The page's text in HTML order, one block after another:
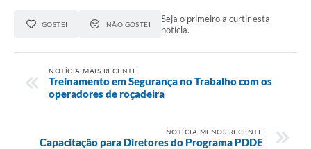
GOSTEI NÃO GOSTEI
Seja o primeiro a curtir esta
notícia.
NOTÍCIA MAIS RECENTE
Treinamento em Segurança no Trabalho com os
operadores de roçadeira
NOTÍCIA MENOS RECENTE
Capacitação para Diretores do Programa PDDE